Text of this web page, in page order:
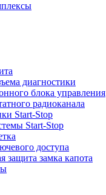
диагностики
блока управления
радиоканала
Start-Stop
Start-Stop
доступа
защита замка капота